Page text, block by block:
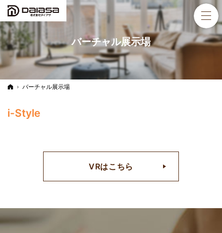
バーチャル展示場
ホーム
バーチャル展示場
i-Style
VRはこちら